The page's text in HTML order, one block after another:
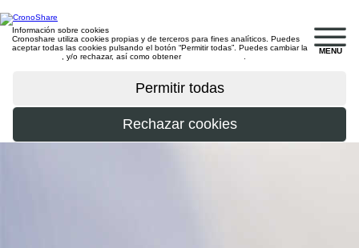
MENU
Información sobre cookies
Cronoshare utiliza cookies propias y de terceros para fines analíticos. Puedes
aceptar todas las cookies pulsando el botón “Permitir todas”. Puedes cambiar la
, y/o rechazar, así como obtener